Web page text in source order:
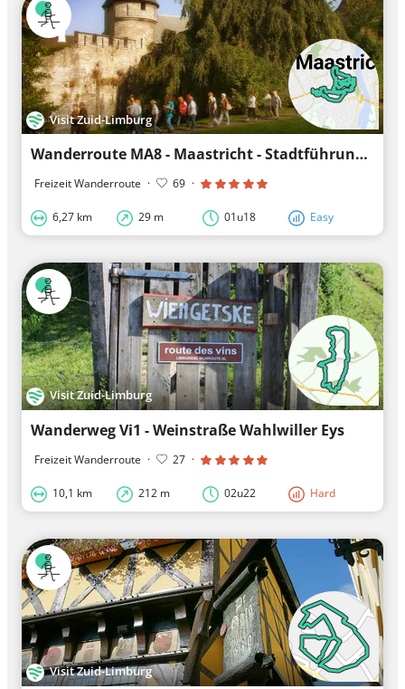
Visit Zuid-Limburg
Wanderroute MA8 - Maastricht - Stadtführung Maastricht
Freizeit Wanderroute · 69 ·
6,27 km 29 m 01u18 Easy
Visit Zuid-Limburg
Wanderweg Vi1 - Weinstraße Wahlwiller Eys
Freizeit Wanderroute · 27 ·
10,1 km 212 m 02u22 Hard
Visit Zuid-Limburg